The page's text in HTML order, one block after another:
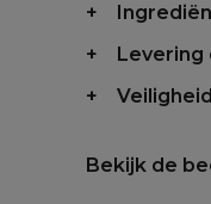
Levering
Bekijk de